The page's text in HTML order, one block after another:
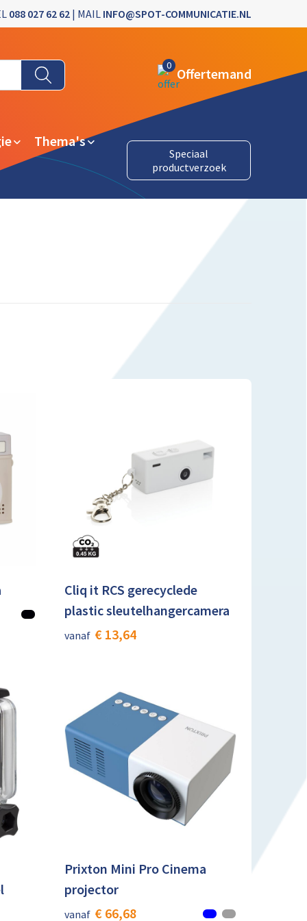
088 027 62 62| MAIL INFO@SPOT-COMMUNICATIE.NL
0 Offertemand
Thema's
Speciaal
productverzoek
Cliq it RCS gerecyclede
plastic sleutelhangercamera
vanaf € 13,64
Prixton Mini Pro Cinema
projector
vanaf € 66,68